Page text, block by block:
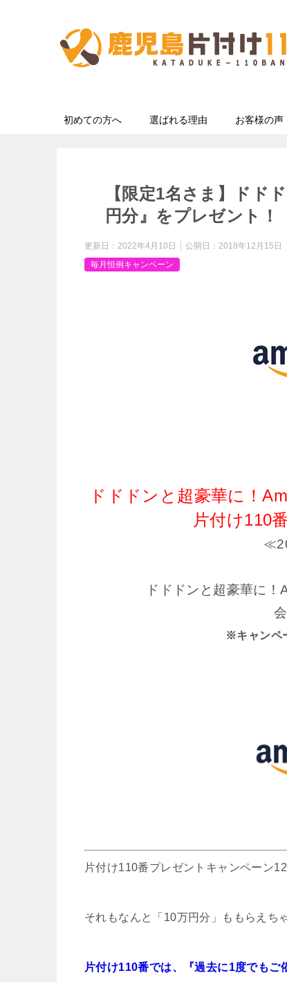
初めての方へ 選ばれる理由 お客様の声
【限定1名さま】ドド
円分』をプレゼント！
更新日： 2022年4月10日 公開日： 2018年12月15日
毎月恒例キャンペーン
ドドドンと超豪華に！
片付け110
ドドドンと超豪華に
※キャンペ
片付け110番プレゼントキャンペーン
それもなんと「10万円分」ももらえち
片付け110番では、『過去に1度でも